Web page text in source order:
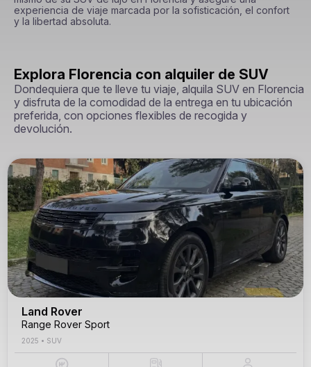
experiencia de viaje marcada por la sofisticación, el confort
y la libertad absoluta.
Explora Florencia con alquiler de SUV
Dondequiera que te lleve tu viaje, alquila SUV en Florencia
y disfruta de la comodidad de la entrega en tu ubicación
preferida, con opciones flexibles de recogida y
devolución.
Land Rover
Range Rover Sport
2025 • SUV